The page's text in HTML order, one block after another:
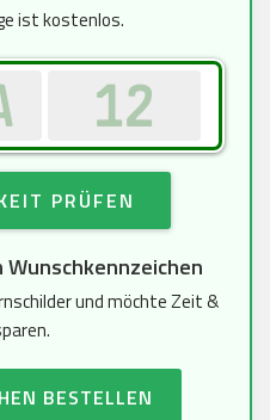
ist kostenlos.
PRÜFEN
und möchte Zeit &
BESTELLEN